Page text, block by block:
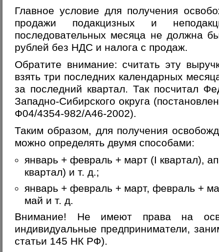
Главное условие для получения
продажи подакцизных и
последовательных месяца не должна
рублей без НДС и налога с продаж.
Обратите внимание: считать эту
взять три последних календарных
за последний квартал. Так посчитал
Западно-Сибирского округа
Ф04/4354-982/А46-2002).
Таким образом, для получения
можно определять двумя способами:
январь + февраль + март (I квартал),
квартал) и т. д.;
январь + февраль + март, февраль +
май и т. д.
Внимание! Не имеют права на
индивидуальные предприниматели,
статьи 145 НК РФ).